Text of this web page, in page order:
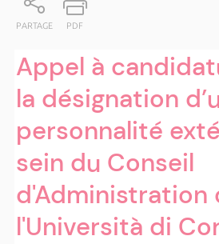
PARTAGE PDF
Appel à
la désignation
personnalité
sein du Conseil
d'Administration
l'Università di